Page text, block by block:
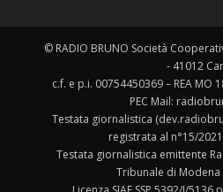
© RADIO BRUNO Società
- 41012
c.f. e p.i. 00754450369 – REA MO
PEC Mail:
Testata giornalistica
registrata al n°15/
Testata giornalistica emittente
Tribunale di